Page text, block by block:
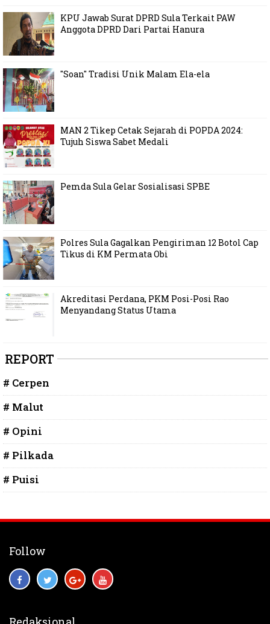
KPU Jawab Surat DPRD Sula Terkait PAW
Anggota DPRD Dari Partai Hanura
"Soan" Tradisi Unik Malam Ela-ela
MAN 2 Tikep Cetak Sejarah di POPDA 2024:
Tujuh Siswa Sabet Medali
Pemda Sula Gelar Sosialisasi SPBE
Polres Sula Gagalkan Pengiriman 12 Botol Cap
Tikus di KM Permata Obi
Akreditasi Perdana, PKM Posi-Posi Rao
Menyandang Status Utama
REPORT
# Cerpen
# Malut
# Opini
# Pilkada
# Puisi
Follow